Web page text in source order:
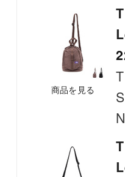
商品を見る